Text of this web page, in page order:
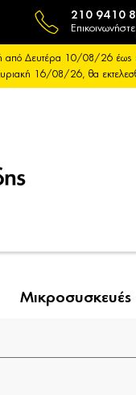
210 9410
από Δευτέρα 10/08/26
16/08/26, θα
Μικροσυσκευές